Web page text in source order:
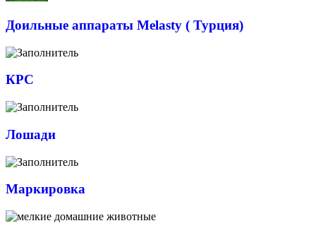
Доильные аппараты Melasty ( Турция)
КРС
Лошади
Маркировка